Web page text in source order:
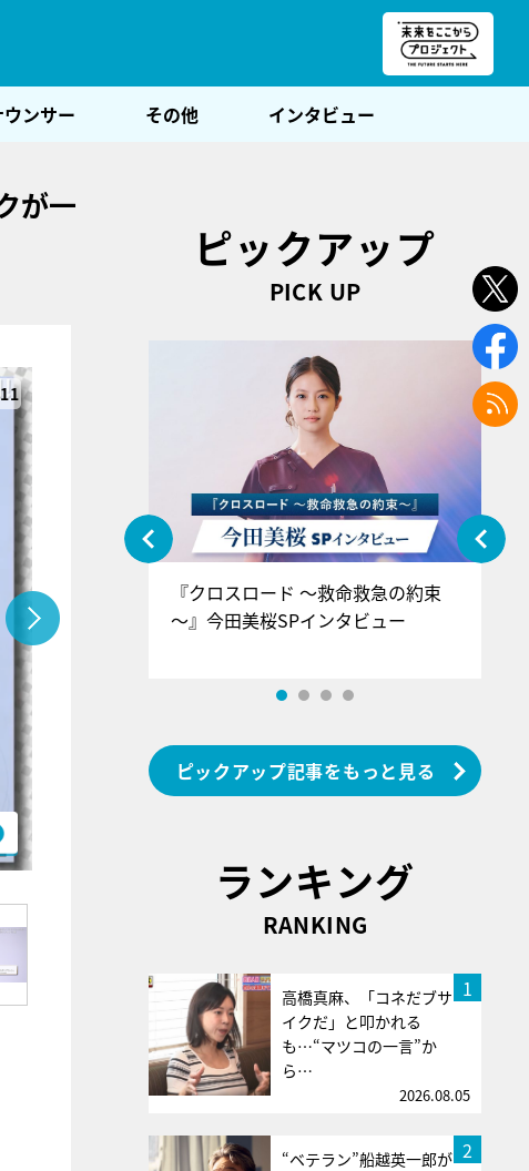
ンサー その他 インタビュー
が一
ピックアップ
PICK UP
ぐ』＝LOV
香SPインタ
『クロスロード ～救命救急の約束
～』今田美桜SPインタビュー
ピックアップ記事をもっと見る
ランキング
RANKING
1
高橋真麻、「コネだブサ
イクだ」と叩かれる
も…“マツコの一言”か
ら…
2026.08.05
2
“ベテラン”船越英一郎が